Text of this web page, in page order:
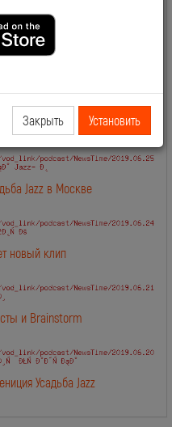
Закрыть Установить
Сосо Павлиашвили
Киркорова
Jazz в Москве
новый клип
и Brainstorm
Усадьба Jazz